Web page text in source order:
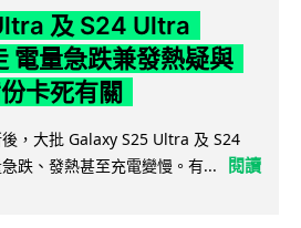
及 S24 Ultra
電量急跌兼發熱疑與
卡死有關
，大批 Galaxy S25 Ultra 及 S24
跌、發熱甚至充電變慢。有...
閱讀